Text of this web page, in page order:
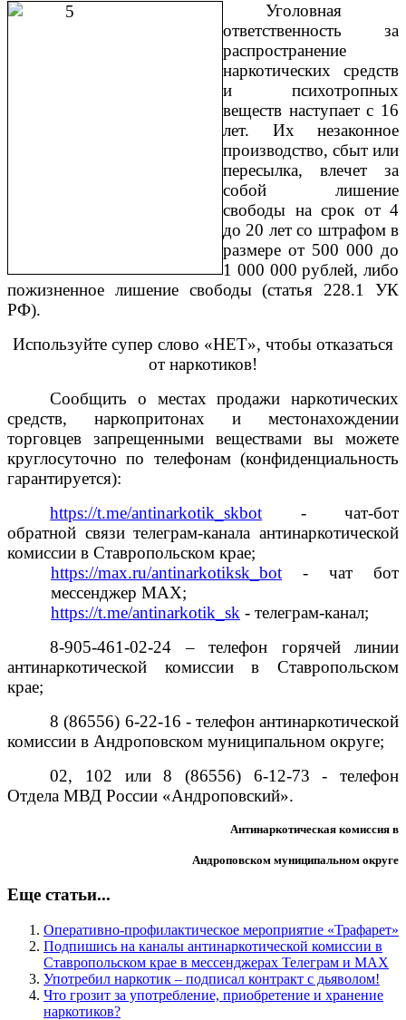
Уголовная
ответственность за
распространение
наркотических средств
и психотропных
веществ наступает с 16
лет. Их незаконное
производство, сбыт или
пересылка, влечет за
собой лишение
свободы на срок от 4
до 20 лет со штрафом в
размере от 500 000 до
1 000 000 рублей, либо
пожизненное лишение свободы (статья 228.1 УК
РФ).
Используйте супер слово «НЕТ», чтобы отказаться
от наркотиков!
Сообщить о местах продажи наркотических
средств, наркопритонах и местонахождении
торговцев запрещенными веществами вы можете
круглосуточно по телефонам (конфиденциальность
гарантируется):
https://t.me/antinarkotik_skbot - чат-бот
обратной связи телеграм-канала антинаркотической
комиссии в Ставропольском крае;
https://max.ru/antinarkotiksk_bot - чат бот
мессенджер MAX;
https://t.me/antinarkotik_sk - телеграм-канал;
8-905-461-02-24 – телефон горячей линии
антинаркотической комиссии в Ставропольском
крае;
8 (86556) 6-22-16 - телефон антинаркотической
комиссии в Андроповском муниципальном округе;
02, 102 или 8 (86556) 6-12-73 - телефон
Отдела МВД России «Андроповский».
Антинаркотическая комиссия в
Андроповском муниципальном округе
Еще статьи...
Оперативно-профилактическое мероприятие «Трафарет»
Подпишись на каналы антинаркотической комиссии в
Ставропольском крае в мессенджерах Телеграм и MAX
Употребил наркотик – подписал контракт с дьяволом!
Что грозит за употребление, приобретение и хранение
наркотиков?